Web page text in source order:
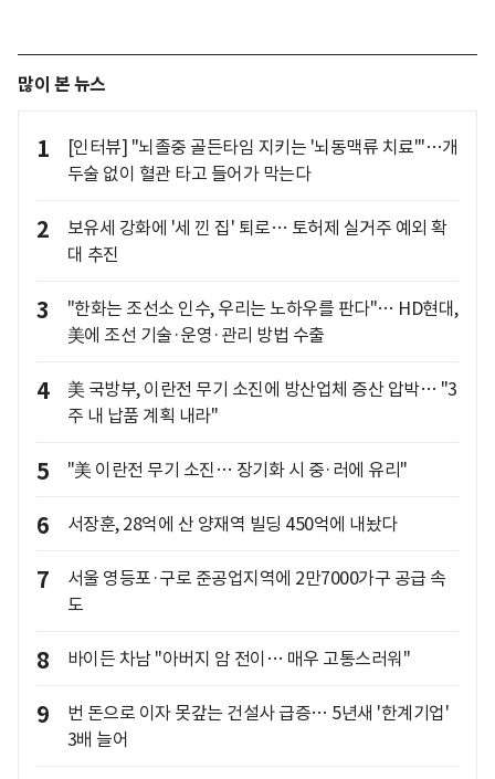
많이 본 뉴스
1
[인터뷰] "뇌졸중 골든타임 지키는 '뇌동맥류 치료'"…개
두술 없이 혈관 타고 들어가 막는다
2
보유세 강화에 '세 낀 집' 퇴로… 토허제 실거주 예외 확
대 추진
3
"한화는 조선소 인수, 우리는 노하우를 판다"… HD현대,
美에 조선 기술·운영·관리 방법 수출
4
美 국방부, 이란전 무기 소진에 방산업체 증산 압박… "3
주 내 납품 계획 내라"
5 "美 이란전 무기 소진… 장기화 시 중·러에 유리"
6 서장훈, 28억에 산 양재역 빌딩 450억에 내놨다
7
서울 영등포·구로 준공업지역에 2만7000가구 공급 속
도
8 바이든 차남 "아버지 암 전이… 매우 고통스러워"
9
번 돈으로 이자 못갚는 건설사 급증… 5년새 '한계기업'
3배 늘어